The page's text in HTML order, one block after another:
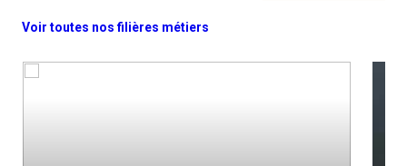
Voir toutes nos filières métiers